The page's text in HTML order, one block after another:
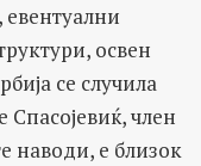
освен
се случила
Спасојевиќ, член
наводи, е близок